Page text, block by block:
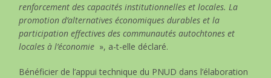
renforcement des capacités institutionnelles et locales. La
promotion d’alternatives économiques durables et la
participation effectives des communautés autochtones et
locales à l’économie », a-t-elle déclaré.
Bénéficier de l’appui technique du PNUD dans l’élaboration